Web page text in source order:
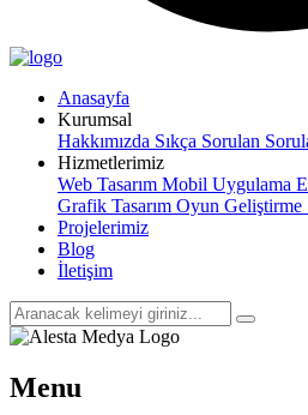
Anasayfa
Kurumsal
Hakkımızda Sıkça Sorulan
Hizmetlerimiz
Web Tasarım Mobil Uygulama
Grafik Tasarım Oyun Geliştirme
Projelerimiz
Blog
İletişim
Menu